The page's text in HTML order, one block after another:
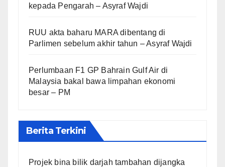
kepada Pengarah – Asyraf Wajdi
RUU akta baharu MARA dibentang di
Parlimen sebelum akhir tahun – Asyraf Wajdi
Perlumbaan F1 GP Bahrain Gulf Air di
Malaysia bakal bawa limpahan ekonomi
besar – PM
Berita Terkini
Projek bina bilik darjah tambahan dijangka